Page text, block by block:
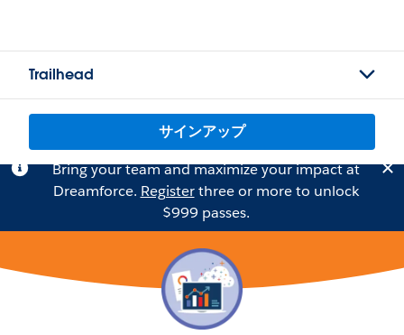
Trailhead
サインアップ
Bring your team and maximize your impact at
Dreamforce. Registerthree or more to unlock
$999 passes.